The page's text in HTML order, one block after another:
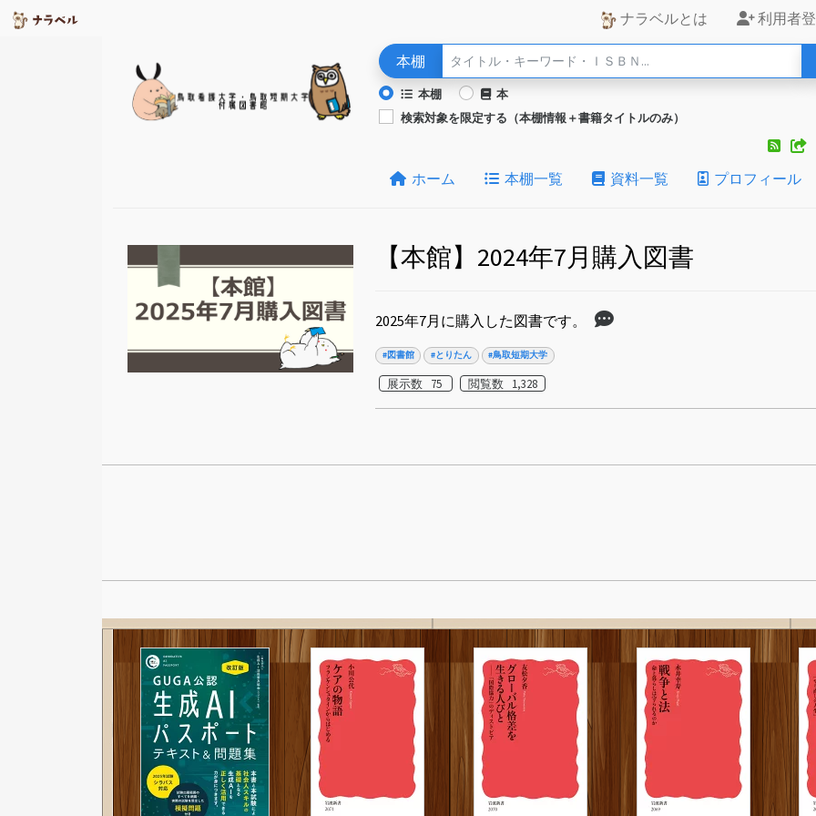
ナラベルとは 利用者
本棚
本棚
本
検索対象を限定する（本棚情報＋書籍タイトルのみ）
ホーム 本棚一覧 資料一覧 プロフィール
【本館】2024年7月購入図書
2025年7月に購入した図書です。
#図書館 #とりたん #鳥取短期大学
展示数 75 閲覧数 1,328